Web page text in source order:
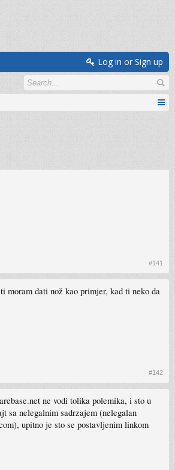
Log in or Sign up
#141
moram dati nož kao primjer, kad ti neko da
#142
ne vodi tolika polemika, i sto u
sa nelegalnim sadrzajem (nelegalan
upitno je sto se postavljenim linkom